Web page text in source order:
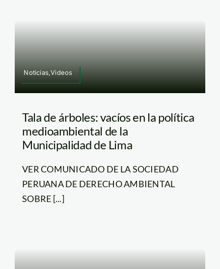
Noticias,Videos
Tala de árboles: vacíos en la política
medioambiental de la
Municipalidad de Lima
VER COMUNICADO DE LA SOCIEDAD
PERUANA DE DERECHO AMBIENTAL
SOBRE [...]